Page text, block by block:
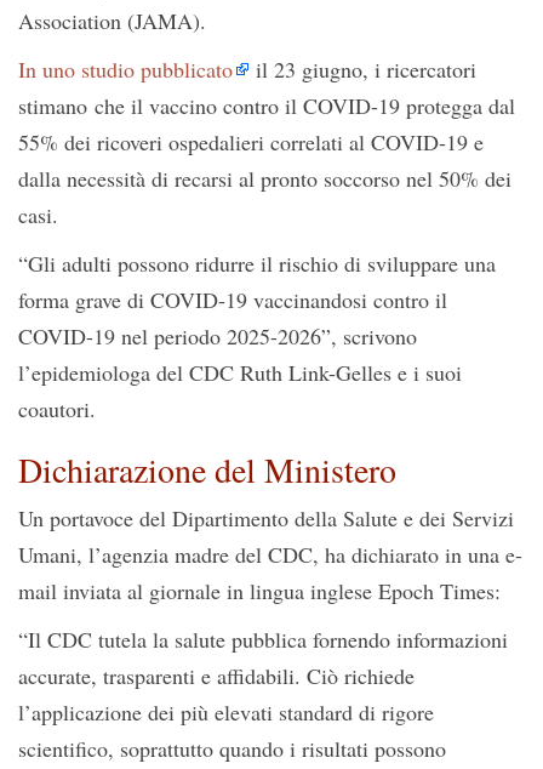
Association (JAMA).
In uno studio pubblicato
il 23 giugno, i ricercatori
stimano che il vaccino contro il COVID-19 protegga dal
55% dei ricoveri ospedalieri correlati al COVID-19 e
dalla necessità di recarsi al pronto soccorso nel 50% dei
casi.
“Gli adulti possono ridurre il rischio di sviluppare una
forma grave di COVID-19 vaccinandosi contro il
COVID-19 nel periodo 2025-2026”, scrivono
l’epidemiologa del CDC Ruth Link-Gelles e i suoi
coautori.
Dichiarazione del Ministero
Un portavoce del Dipartimento della Salute e dei Servizi
Umani, l’agenzia madre del CDC, ha dichiarato in una e-
mail inviata al giornale in lingua inglese Epoch Times:
“Il CDC tutela la salute pubblica fornendo informazioni
accurate, trasparenti e affidabili. Ciò richiede
l’applicazione dei più elevati standard di rigore
scientifico, soprattutto quando i risultati possono